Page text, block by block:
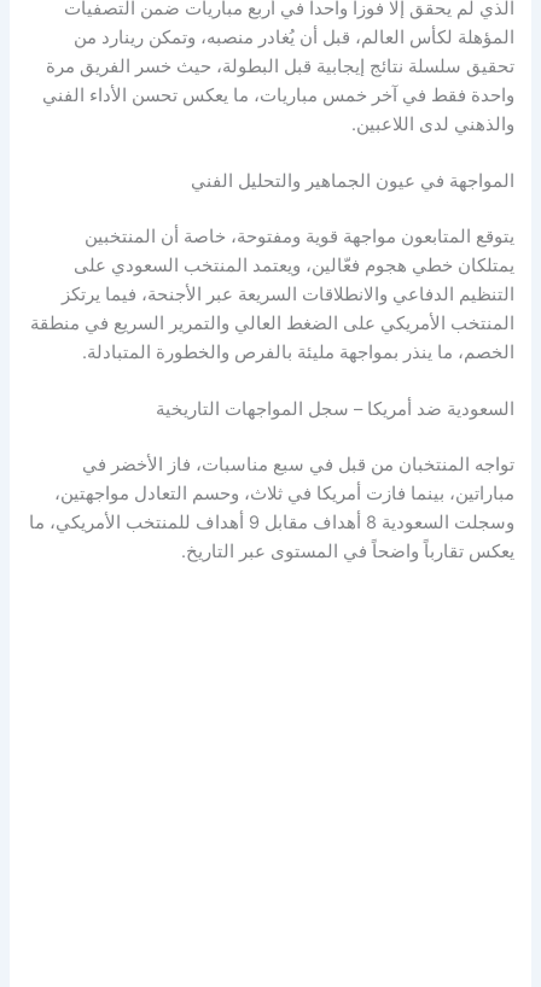
الذي لم يحقق إلا فوزاً واحداً في أربع مباريات ضمن التصفيات
المؤهلة لكأس العالم، قبل أن يُغادر منصبه، وتمكن رينارد من
تحقيق سلسلة نتائج إيجابية قبل البطولة، حيث خسر الفريق مرة
واحدة فقط في آخر خمس مباريات، ما يعكس تحسن الأداء الفني
والذهني لدى اللاعبين.
المواجهة في عيون الجماهير والتحليل الفني
يتوقع المتابعون مواجهة قوية ومفتوحة، خاصة أن المنتخبين
يمتلكان خطي هجوم فعّالين، ويعتمد المنتخب السعودي على
التنظيم الدفاعي والانطلاقات السريعة عبر الأجنحة، فيما يرتكز
المنتخب الأمريكي على الضغط العالي والتمرير السريع في منطقة
الخصم، ما ينذر بمواجهة مليئة بالفرص والخطورة المتبادلة.
السعودية ضد أمريكا – سجل المواجهات التاريخية
تواجه المنتخبان من قبل في سبع مناسبات، فاز الأخضر في
مباراتين، بينما فازت أمريكا في ثلاث، وحسم التعادل مواجهتين،
وسجلت السعودية 8 أهداف مقابل 9 أهداف للمنتخب الأمريكي، ما
يعكس تقارباً واضحاً في المستوى عبر التاريخ.